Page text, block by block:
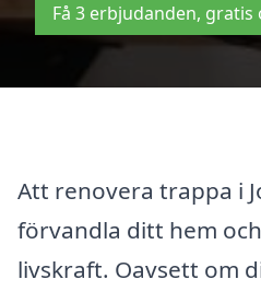
Få 3 erbjudanden,
Att renovera trappa i
förvandla ditt hem
livskraft. Oavsett om